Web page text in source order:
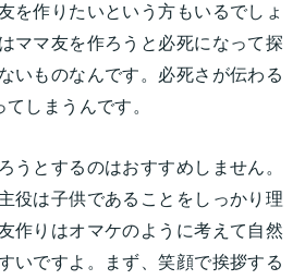
を作りたいという方もいるでしょ
ママ友を作ろうと必死になって探
いものなんです。必死さが伝わる
しまうんです。
うとするのはおすすめしません。
役は子供であることをしっかり理
作りはオマケのように考えて自然
いですよ。まず、笑顔で挨拶する